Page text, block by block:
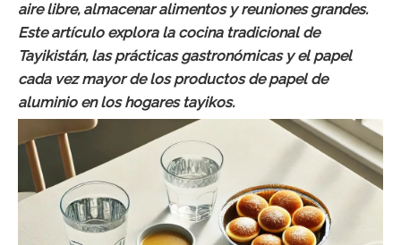
aire libre, almacenar alimentos y reuniones grandes.
Este artículo explora la cocina tradicional de
Tayikistán, las prácticas gastronómicas y el papel
cada vez mayor de los productos de papel de
aluminio en los hogares tayikos.